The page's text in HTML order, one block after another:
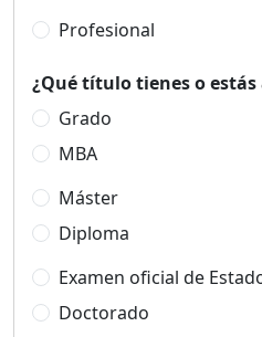
Profesional
¿Qué título tienes o
Grado
MBA
Máster
Diploma
Examen oficial de
Doctorado